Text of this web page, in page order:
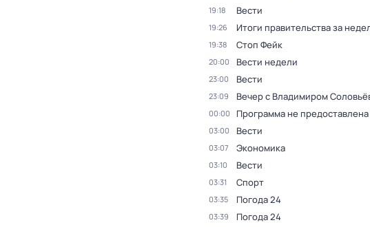
19:18 Вести
19:26 Итоги правительства за
19:38 Стоп Фейк
20:00 Вести недели
23:00 Вести
23:09 Вечер с Владимиром
00:00 Программа не
03:00 Вести
03:07 Экономика
03:10 Вести
03:31 Спорт
03:35 Погода 24
03:39 Погода 24